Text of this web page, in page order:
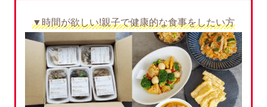
▼時間が欲しい!親子で健康的な食事をしたい方